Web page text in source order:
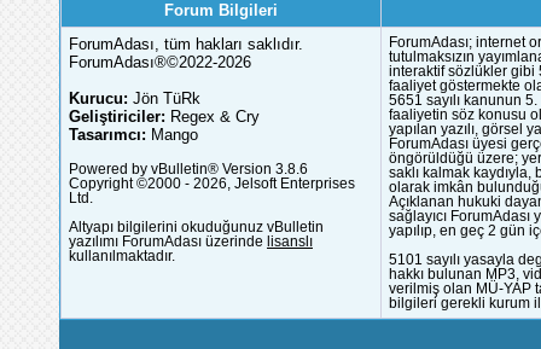
Forum Bilgileri
ForumAdası, tüm hakları saklıdır.
ForumAdası®©2022-2026
Kurucu: Jön TüRk
Geliştiriciler: Regex & Cry
Tasarımcı: Mango
Powered by vBulletin® Version 3.8.6
Copyright ©2000 - 2026, Jelsoft Enterprises
Ltd.
Altyapı bilgilerini okuduğunuz vBulletin
yazılımı ForumAdası üzerinde lisanslı
kullanılmaktadır.
ForumAdası; internet
tutulmaksızın
interaktif sözlükler gibi
faaliyet göstermekte
5651 sayılı kanunun
faaliyetin söz konusu
yapılan yazılı, görsel
ForumAdası üyesi
öngörüldüğü üzere;
saklı kalmak
olarak imkân
Açıklanan hukuki
sağlayıcı
yapılıp, en geç 2 gün
5101 sayılı yasayla
hakkı bulunan MP3,
verilmiş olan MÜ-YAP
bilgileri gerekli kurum